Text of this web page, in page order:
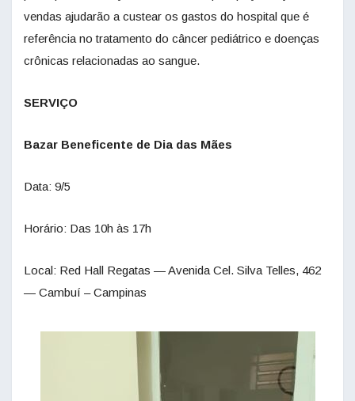
vendas ajudarão a custear os gastos do hospital que é
referência no tratamento do câncer pediátrico e doenças
crônicas relacionadas ao sangue.
SERVIÇO
Bazar Beneficente de Dia das Mães
Data: 9/5
Horário: Das 10h às 17h
Local: Red Hall Regatas — Avenida Cel. Silva Telles, 462
— Cambuí – Campinas